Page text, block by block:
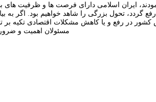
ایران اسلامی دارای فرصت ها و ظرفیت های
گردد، تحول بزرگی را شاهد خواهیم بود. اگر به
در رفع و یا کاهش مشکلات اقتصادی تکیه بر
مسئولان اهمیت و